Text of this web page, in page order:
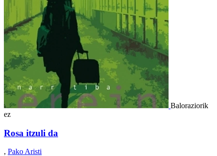
Baloraziorik
ez
Rosa itzuli da
, Pako Aristi